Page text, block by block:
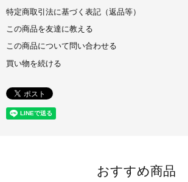
特定商取引法に基づく表記（返品等）
この商品を友達に教える
この商品について問い合わせる
買い物を続ける
おすすめ商品